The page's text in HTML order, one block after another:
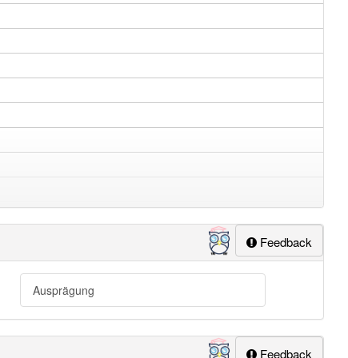
Feedback
Ausprägung
Feedback